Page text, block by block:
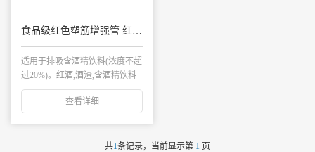
食品级红色塑筋增强管 红酒管
适用于排吸含酒精饮料(浓度不超
过20%)。红酒,酒渣,含酒精饮料
及其他液...
查看详细
共1条记录，当前显示第 1 页